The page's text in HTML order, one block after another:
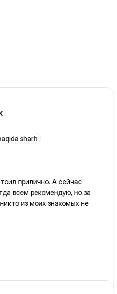
sharh
прилично. А сейчас
всем рекомендую, но за
из моих знакомых не